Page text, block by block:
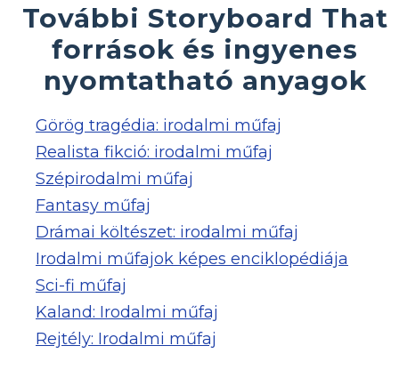
További Storyboard That
források és ingyenes
nyomtatható anyagok
Görög tragédia: irodalmi műfaj
Realista fikció: irodalmi műfaj
Szépirodalmi műfaj
Fantasy műfaj
Drámai költészet: irodalmi műfaj
Irodalmi műfajok képes enciklopédiája
Sci-fi műfaj
Kaland: Irodalmi műfaj
Rejtély: Irodalmi műfaj